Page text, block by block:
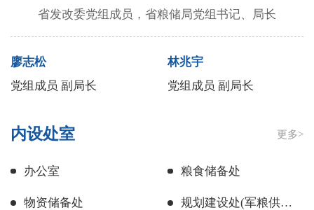
省发改委党组成员，省粮储局党组书记、局长
廖志松
党组成员 副局长
林兆宇
党组成员 副局长
内设处室 更多>
办公室 粮食储备处
物资储备处 规划建设处(军粮供应管理处)